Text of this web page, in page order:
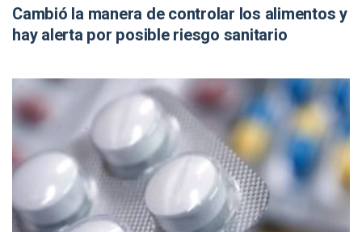
Cambió la manera de controlar los alimentos y
hay alerta por posible riesgo sanitario